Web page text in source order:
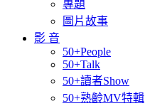
專題
圖片故事
影 音
50+People
50+Talk
50+讀者Show
50+熟齡MV特輯